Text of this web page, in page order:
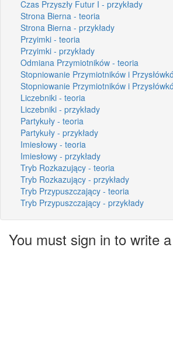
Czas Przyszły Futur I - przykłady
Strona Bierna - teoria
Strona Bierna - przykłady
Przyimki - teoria
Przyimki - przykłady
Odmiana Przymiotników - teoria
Stopniowanie Przymiotników i
Stopniowanie Przymiotników i
Liczebniki - teoria
Liczebniki - przykłady
Partykuły - teoria
Partykuły - przykłady
Imiesłowy - teoria
Imiesłowy - przykłady
Tryb Rozkazujący - teoria
Tryb Rozkazujący - przykłady
Tryb Przypuszczający - teoria
Tryb Przypuszczający - przykłady
You must sign in to write